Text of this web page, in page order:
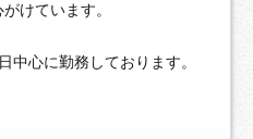
けています。
中心に勤務しております。